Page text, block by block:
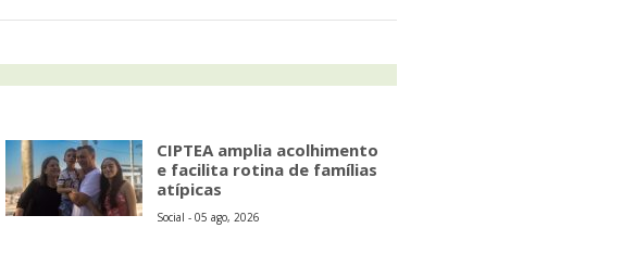
CIPTEA amplia acolhimento
e facilita rotina de famílias
atípicas
Social - 05 ago, 2026